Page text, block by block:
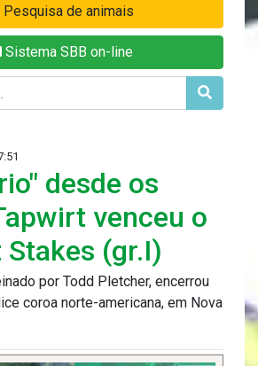
Pesquisa de animais
Sistema SBB on-line
desde os
venceu o
(gr.I)
por Todd Pletcher, encerrou
coroa norte-americana, em Nova